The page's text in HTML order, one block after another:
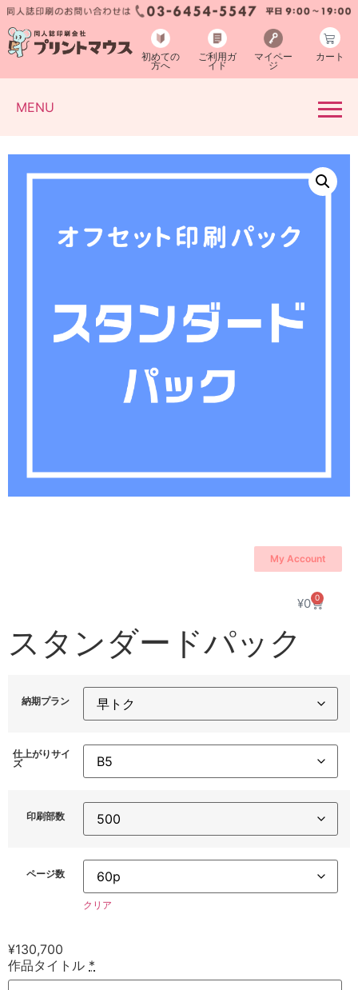
初めての
方へ
ご利用ガ
イド
マイペー
ジ
カート
MENU
My Account
¥0 0
スタンダードパック
納期プラン
仕上がりサイ
ズ
印刷部数
ページ数
クリア
¥130,700
作品タイトル *